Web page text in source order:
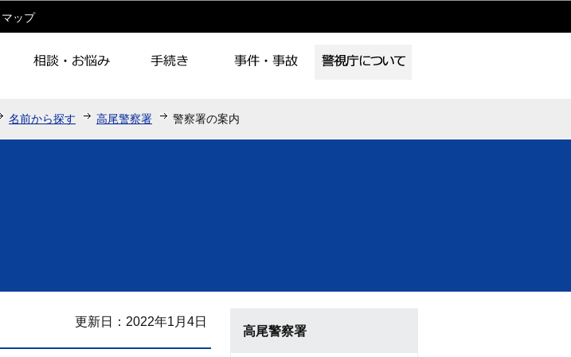
ージの本文へ移動
ップ
名前から探す 高尾警察署 警察署の案内
更新日：2022年1月4日
高尾警察署